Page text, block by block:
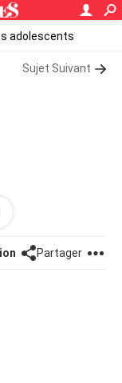
adolescents
Sujet Suivant
la taille en cm
Partager